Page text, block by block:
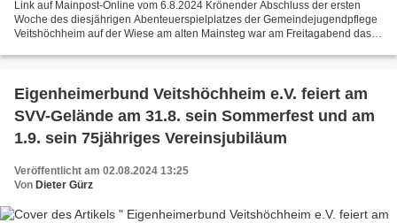
Link auf Mainpost-Online vom 6.8.2024 Krönender Abschluss der ersten
Woche des diesjährigen Abenteuerspielplatzes der Gemeindejugendpflege
Veitshöchheim auf der Wiese am alten Mainsteg war am Freitagabend das
Eigenheimerbund Veitshöchheim e.V. feiert am
SVV-Gelände am 31.8. sein Sommerfest und am
1.9. sein 75jähriges Vereinsjubiläum
Veröffentlicht am 02.08.2024 13:25
Von Dieter Gürz